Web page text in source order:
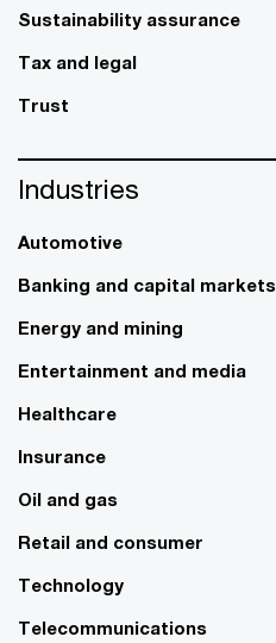
Sustainability assurance
Tax and legal
Trust
Industries
Automotive
Banking and capital markets
Energy and mining
Entertainment and media
Healthcare
Insurance
Oil and gas
Retail and consumer
Technology
Telecommunications